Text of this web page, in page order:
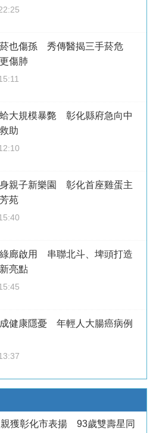
也傷孫 秀傳醫揭三手菸危
傷肺
大規模暴斃 彰化縣府急向中
助
親子新樂園 彰化首座雞蛋主
苑
廊啟用 串聯北斗、埤頭打造
亮點
健康隱憂 年輕人大腸癌病例
獲彰化市表揚 93歲雙壽星同